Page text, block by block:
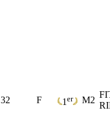
32 F 1 er M2